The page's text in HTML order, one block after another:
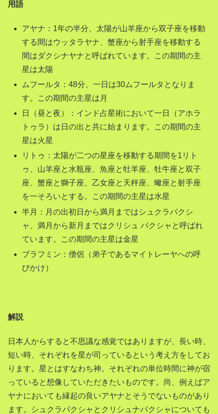
用語
アヤナ：1年の半分、太陽が山羊座から双子座を移動
する間はウッタラヤナ、蟹座から射手座を移動する
間はダクシナヤナと呼ばれています。この期間の主
星は太陽
ムフールタ：48分、一日は30ムフールタとなりま
す。この期間の主星は月
日（昼と夜）：インド占星術において一日（アホラ
トゥラ）は日の出と共に始まります。この期間の主
星は火星
リトゥ：太陽が二つの星座を移動する期間を1リト
ゥ、山羊座と水瓶座、魚座と牡羊座、牡牛座と双子
座、蟹座と獅子座、乙女座と天秤座、蠍座と射手座
を一そろいとする。この期間の主星は水星
半月：月の出初日から満月まではシュクラパクシ
ャ、満月から新月まではクリシュ パクシャと呼ばれ
ています。この期間の主星は金星
ブラフミン：僧侶（弟子であるマイトレーヤへの呼
びかけ）
解説
日本人からすると不思議な感覚ではありますが、長い時、
短い時、それぞれを星が司っているという考え方をしてお
ります。星とはすなわち神。それぞれの単位時間に神が宿
っていると想像していただきたいものです。尚、例えばア
ヤナにおいても縁起の良いアヤナとそうでないものがあり
ます。シュクラパクシャとクリシュナパクシャについても